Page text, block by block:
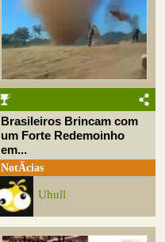
Brasileiros Brincam com
um Forte Redemoinho
em...
NotÃ­cias
Uhull